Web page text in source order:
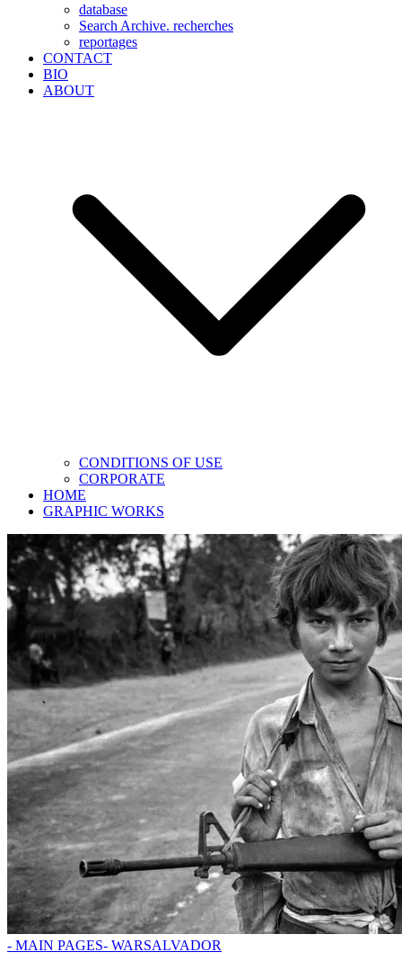
database
Search Archive. recherches
reportages
CONTACT
BIO
ABOUT
CONDITIONS OF USE
CORPORATE
HOME
GRAPHIC WORKS
- MAIN PAGES- WARSALVADOR